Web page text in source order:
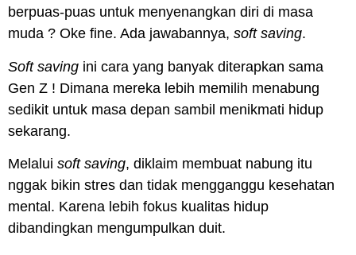
berpuas-puas untuk menyenangkan diri di masa
muda ? Oke fine. Ada jawabannya, soft saving.
Soft saving ini cara yang banyak diterapkan sama
Gen Z ! Dimana mereka lebih memilih menabung
sedikit untuk masa depan sambil menikmati hidup
sekarang.
Melalui soft saving, diklaim membuat nabung itu
nggak bikin stres dan tidak mengganggu kesehatan
mental. Karena lebih fokus kualitas hidup
dibandingkan mengumpulkan duit.